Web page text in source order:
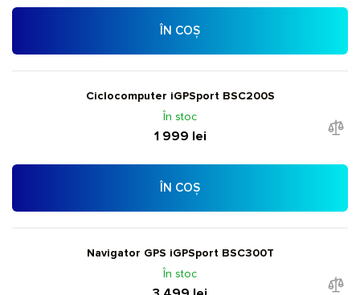
ÎN COȘ
Ciclocomputer iGPSport BSC200S
În stoc
1 999 lei
ÎN COȘ
Navigator GPS iGPSport BSC300T
În stoc